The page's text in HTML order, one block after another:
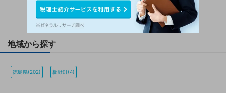
他の条件で周辺の
税理士事務所を探す
地域から探す
徳島県(202) 板野町(4)